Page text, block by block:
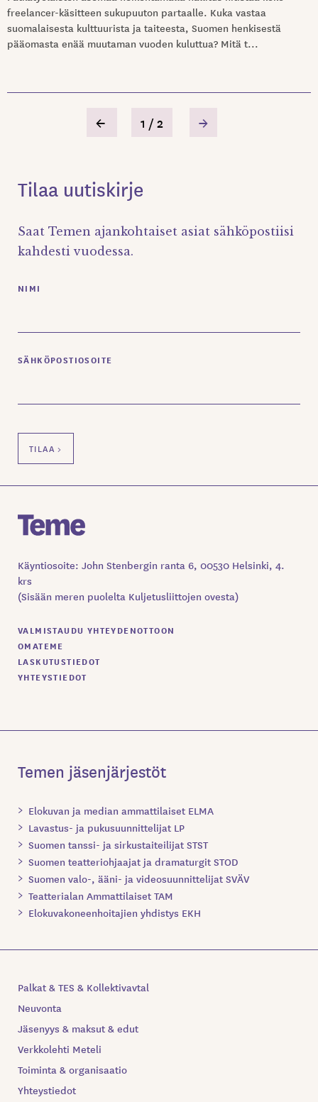
freelancer-käsitteen sukupuuton partaalle. Kuka vastaa
suomalaisesta kulttuurista ja taiteesta, Suomen henkisestä
pääomasta enää muutaman vuoden kuluttua? Mitä t...
← 1 / 2 →
Tilaa uutiskirje
Saat Temen ajankohtaiset asiat sähköpostiisi
kahdesti vuodessa.
NIMI
SÄHKÖPOSTIOSOITE
Käyntiosoite: John Stenbergin ranta 6, 00530 Helsinki, 4.
krs
(Sisään meren puolelta Kuljetusliittojen ovesta)
VALMISTAUDU YHTEYDENOTTOON
OMATEME
LASKUTUSTIEDOT
YHTEYSTIEDOT
Temen jäsenjärjestöt
Elokuvan ja median ammattilaiset ELMA
Lavastus- ja pukusuunnittelijat LP
Suomen tanssi- ja sirkustaiteilijat STST
Suomen teatteriohjaajat ja dramaturgit STOD
Suomen valo-, ääni- ja videosuunnittelijat SVÄV
Teatterialan Ammattilaiset TAM
Elokuvakoneenhoitajien yhdistys EKH
Palkat & TES & Kollektivavtal
Neuvonta
Jäsenyys & maksut & edut
Verkkolehti Meteli
Toiminta & organisaatio
Yhteystiedot